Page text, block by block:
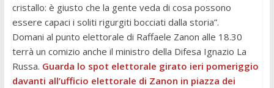
cristallo: è giusto che la gente veda di cosa possono
essere capaci i soliti rigurgiti bocciati dalla storia”.
Domani al punto elettorale di Raffaele Zanon alle 18.30
terrà un comizio anche il ministro della Difesa Ignazio La
Russa. Guarda lo spot elettorale girato ieri pomeriggio
davanti all’ufficio elettorale di Zanon in piazza dei